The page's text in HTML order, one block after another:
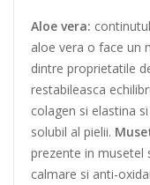
Aloe vera:
aloe vera o face un
dintre proprietatile
restabileasca
colagen si elastina
solubil al pielii.
prezente in musetel
calmare si anti-